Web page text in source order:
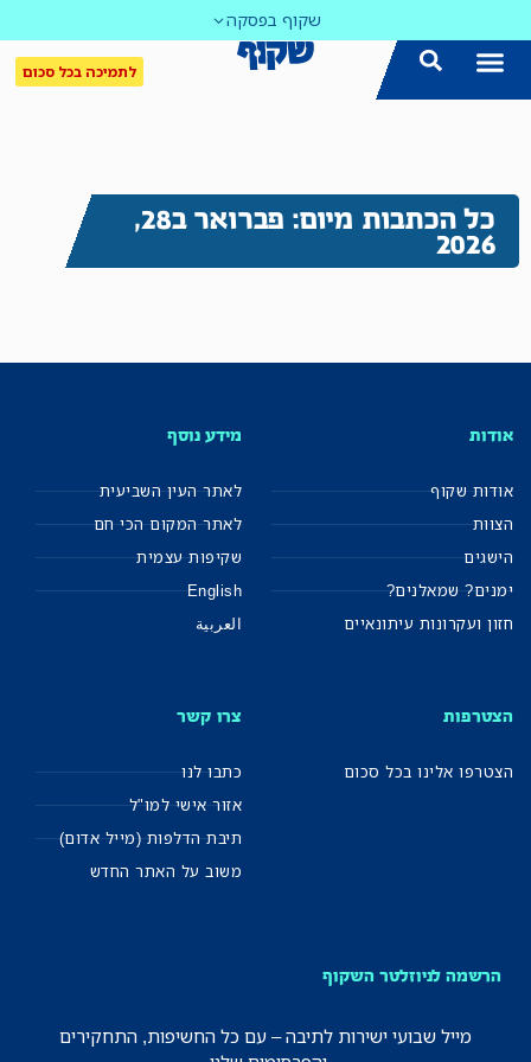
שקוף בפסקה
לתמיכה בכל סכום
כל הכתבות מיום: פברואר ב28,
2026
אודות
אודות שקוף
הצוות
הישגים
ימנים? שמאלנים?
חזון ועקרונות עיתונאיים
מידע נוסף
לאתר העין השביעית
לאתר המקום הכי חם
שקיפות עצמית
English
العربية
הצטרפות
הצטרפו אלינו בכל סכום
צרו קשר
כתבו לנו
אזור אישי למו"ל
תיבת הדלפות (מייל אדום)
משוב על האתר החדש
הרשמה לניוזלטר השקוף
מייל שבועי ישירות לתיבה – עם כל החשיפות, התחקירים